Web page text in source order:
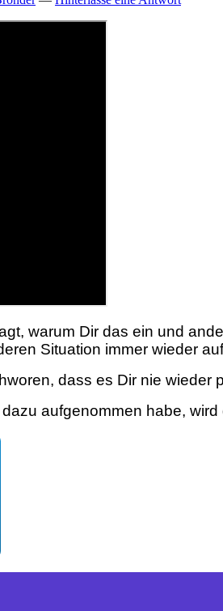
warum Dir das ein und
Situation immer wieder
dass es Dir nie wieder
aufgenommen habe,